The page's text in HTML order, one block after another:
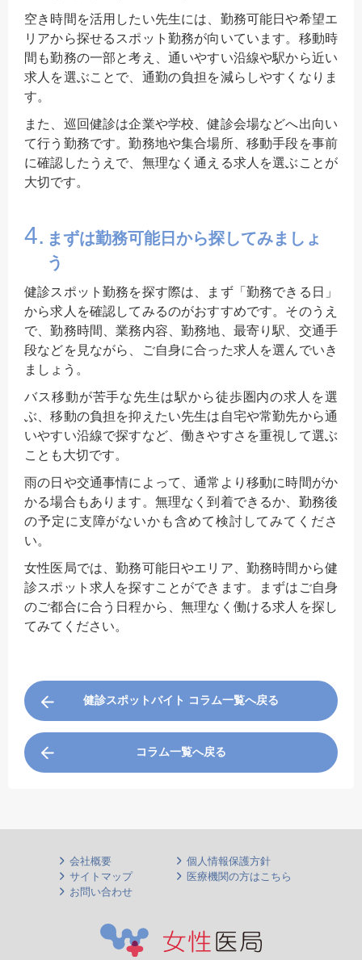
空き時間を活用したい先生には、勤務可能日や希望エ
リアから探せるスポット勤務が向いています。移動時
間も勤務の一部と考え、通いやすい沿線や駅から近い
求人を選ぶことで、通勤の負担を減らしやすくなりま
す。
また、巡回健診は企業や学校、健診会場などへ出向い
て行う勤務です。勤務地や集合場所、移動手段を事前
に確認したうえで、無理なく通える求人を選ぶことが
大切です。
4. まずは勤務可能日から探してみましょ
う
健診スポット勤務を探す際は、まず「勤務できる日」
から求人を確認してみるのがおすすめです。そのうえ
で、勤務時間、業務内容、勤務地、最寄り駅、交通手
段などを見ながら、ご自身に合った求人を選んでいき
ましょう。
バス移動が苦手な先生は駅から徒歩圏内の求人を選
ぶ、移動の負担を抑えたい先生は自宅や常勤先から通
いやすい沿線で探すなど、働きやすさを重視して選ぶ
ことも大切です。
雨の日や交通事情によって、通常より移動に時間がか
かる場合もあります。無理なく到着できるか、勤務後
の予定に支障がないかも含めて検討してみてくださ
い。
女性医局では、勤務可能日やエリア、勤務時間から健
診スポット求人を探すことができます。まずはご自身
のご都合に合う日程から、無理なく働ける求人を探し
てみてください。
健診スポットバイト コラム一覧へ戻る
コラム一覧へ戻る
会社概要
個人情報保護方針
サイトマップ
医療機関の方はこちら
お問い合わせ